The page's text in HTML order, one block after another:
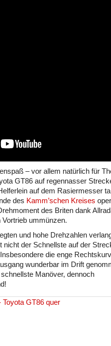
– vor allem natürlich für
GT86 auf regennasser
auf dem Rasiermesser
des Kamm’schen Kreises
des Briten dank
ummünzen.
und hohe Drehzahlen
nicht der Schnellste auf der
die enge
wunderbar im Drift
Manöver, dennoch